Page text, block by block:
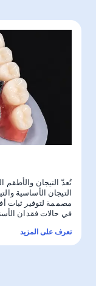
تُعدّ التيجان والأطقم
التيجان الأساسية
مصممة لتوفير ثبات
في حالات فقدان
تعرف على المزيد